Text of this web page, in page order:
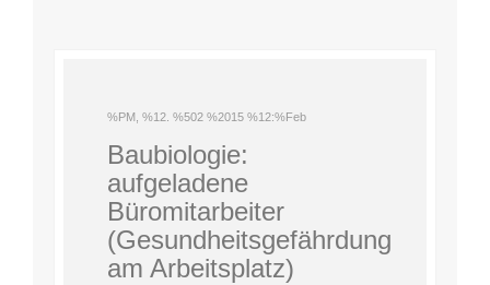
%PM, %12. %502 %2015 %12:%Feb
Baubiologie:
aufgeladene
Büromitarbeiter
(Gesundheitsgefährdung
am Arbeitsplatz)